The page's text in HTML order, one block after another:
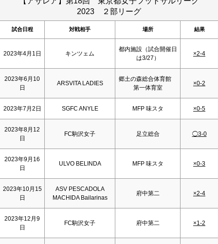
2023 ２部リーグ
試合日程 対戦相手 場所 結果
2023年4月1日 キンツェム
都内施設（試合開催日
は3/27）
×2-4
2023年6月10
日
ARSVITA LADIES
郷土の森総合体育館
第一体育室
×0-2
2023年7月2日 SGFC ANYLE MFP 味スタ ×0-5
2023年8月12
日
FC駒沢女子 足立総合 ◯3-0
2023年9月16
日
ULVO BELINDA MFP 味スタ ×0-3
2023年10月15
日
ASV PESCADOLA
MACHIDA Bailarinas
府中第二 ×2-4
2023年12月9
日
FC駒沢女子 府中第二 ×1-2